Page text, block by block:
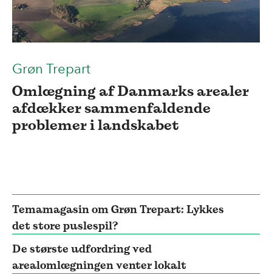
Grøn Trepart
Omlægning af Danmarks arealer
afdækker sammenfaldende
problemer i landskabet
Temamagasin om Grøn Trepart: Lykkes
det store puslespil?
De største udfordring ved
arealomlægningen venter lokalt